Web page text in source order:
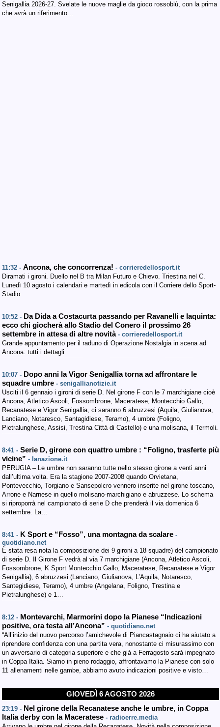
Senigallia 2026-27. Svelate le nuove maglie da gioco rossoblù, con la prima
che avrà un riferimento…
11:32 - Ancona, che concorrenza! - corrieredellosport.it
Diramati i gironi. Duello nel B tra Milan Futuro e Chievo. Triestina nel C.
Lunedì 10 agosto i calendari e martedì in edicola con il Corriere dello Sport-
Stadio
10:52 - Da Dida a Costacurta passando per Ravanelli e Iaquinta:
ecco chi giocherà allo Stadio del Conero il prossimo 26
settembre in attesa di altre novità - corrieredellosport.it
Grande appuntamento per il raduno di Operazione Nostalgia in scena ad
Ancona: tutti i dettagli
10:07 - Dopo anni la Vigor Senigallia torna ad affrontare le
squadre umbre - senigallianotizie.it
Usciti il 6 gennaio i gironi di serie D. Nel girone F con le 7 marchigiane cioè
Ancona, Atletico Ascoli, Fossombrone, Maceratese, Montecchio Gallo,
Recanatese e Vigor Senigallia, ci saranno 6 abruzzesi (Aquila, Giulianova,
Lanciano, Notaresco, Santagidiese, Teramo), 4 umbre (Foligno,
Pietralunghese, Assisi, Trestina Città di Castello) e una molisana, il Termoli.
8:41 - Serie D, girone con quattro umbre : “Foligno, trasferte più
vicine” - lanazione.it
PERUGIA – Le umbre non saranno tutte nello stesso girone a venti anni
dall’ultima volta. Era la stagione 2007-2008 quando Orvietana,
Pontevecchio, Torgiano e Sansepolcro vennero inserite nel girone toscano,
Arrone e Narnese in quello molisano-marchigiano e abruzzese. Lo schema
si riproporrà nel campionato di serie D che prenderà il via domenica 6
settembre. La…
8:41 - K Sport e “Fosso”, una montagna da scalare -
quotidiano.net
È stata resa nota la composizione dei 9 gironi a 18 squadre) del campionato
di serie D. Il Girone F vedrà al via 7 marchigiane (Ancona, Atletico Ascoli,
Fossombrone, K Sport Montecchio Gallo, Maceratese, Recanatese e Vigor
Senigallia), 6 abruzzesi (Lanciano, Giulianova, L’Aquila, Notaresco,
Santegidiese, Teramo), 4 umbre (Angelana, Foligno, Trestina e
Pietralunghese) e 1…
8:12 - Montevarchi, Marmorini dopo la Pianese “Indicazioni
positive, ora testa all’Ancona” - quotidiano.net
“All’inizio del nuovo percorso l’amichevole di Piancastagnaio ci ha aiutato a
riprendere confidenza con una partita vera, nonostante ci misurassimo con
un avversario di categoria superiore e che già a Ferragosto sarà impegnato
in Coppa Italia. Siamo in pieno rodaggio, affrontavamo la Pianese con solo
11 allenamenti nelle gambe, abbiamo avuto indicazioni positive e visto…
GIOVEDÌ 6 AGOSTO 2026
23:19 - Nel girone della Recanatese anche le umbre, in Coppa
Italia derby con la Maceratese - radioerre.media